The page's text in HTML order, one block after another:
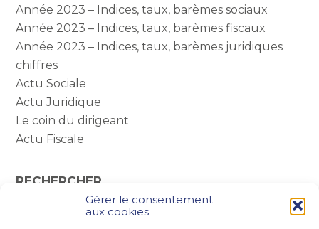
Gérer le consentement
aux cookies
Année 2023 – Indices, taux, barèmes sociaux
Année 2023 – Indices, taux, barèmes fiscaux
Année 2023 – Indices, taux, barèmes juridiques
chiffres
Actu Sociale
Actu Juridique
Le coin du dirigeant
Actu Fiscale
RECHERCHER
Rechercher :